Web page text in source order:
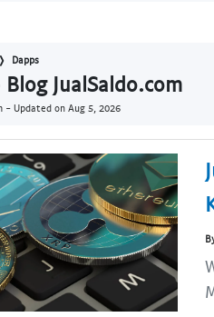
Dapps
JualSaldo.com
- Updated on Aug 5, 2026